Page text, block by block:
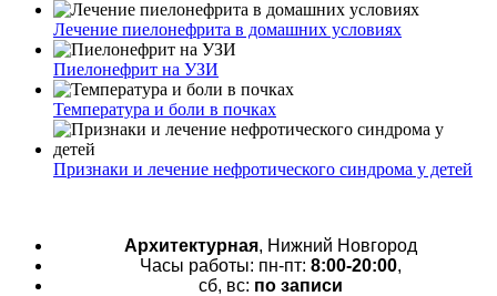
Лечение пиелонефрита в домашних условиях
Пиелонефрит на УЗИ
Температура и боли в почках
Признаки и лечение нефротического синдрома у детей
Архитектурная, Нижний Новгород
Часы работы: пн-пт: 8:00-20:00,
сб, вс: по записи